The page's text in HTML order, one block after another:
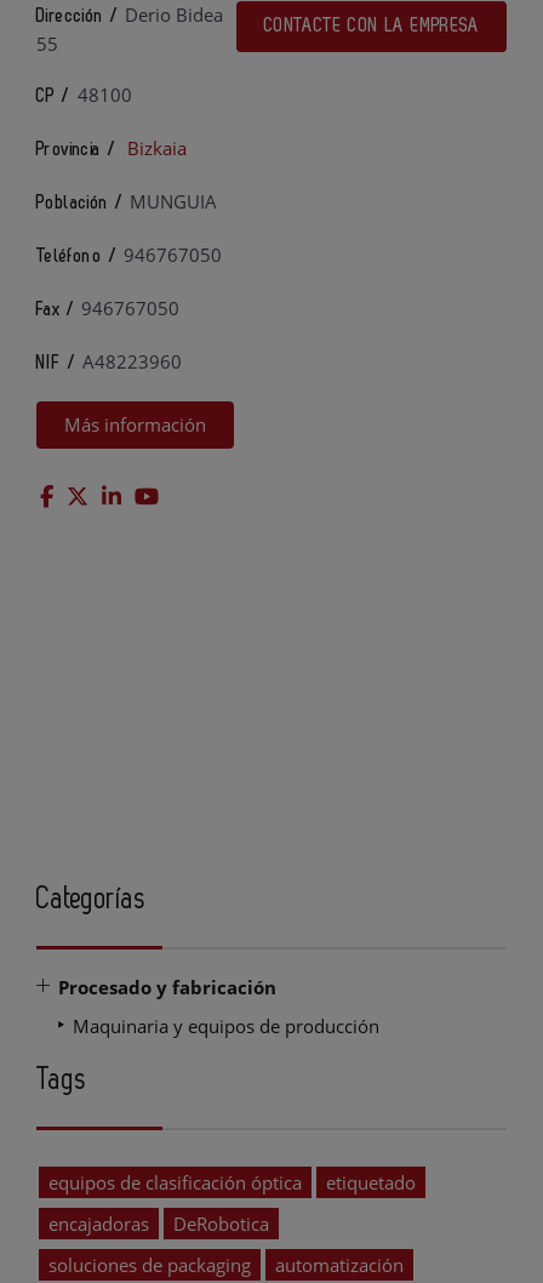
CONTACTE CON LA EMPRESA
Dirección / Derio Bidea
55
CP / 48100
Provincia / Bizkaia
Población / MUNGUIA
Teléfono / 946767050
Fax / 946767050
NIF / A48223960
Más información
Categorías
Procesado y fabricación
Maquinaria y equipos de producción
Tags
equipos de clasificación óptica
etiquetado
encajadoras
DeRobotica
soluciones de packaging
automatización